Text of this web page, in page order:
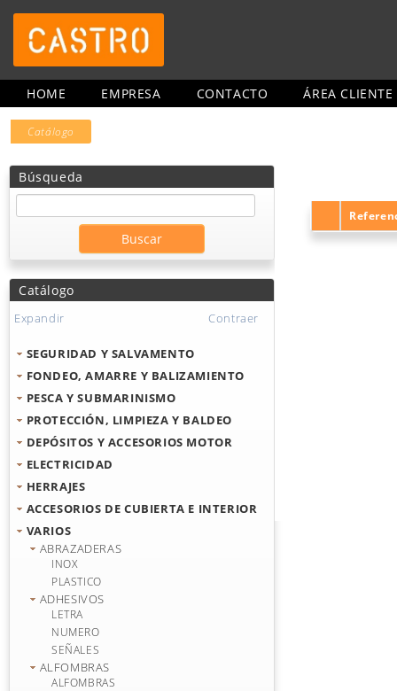
HOME EMPRESA CONTACTO ÁREA CLIENTE
Catálogo
Búsqueda
Catálogo
Expandir Contraer
SEGURIDAD Y SALVAMENTO
FONDEO, AMARRE Y BALIZAMIENTO
PESCA Y SUBMARINISMO
PROTECCIÓN, LIMPIEZA Y BALDEO
DEPÓSITOS Y ACCESORIOS MOTOR
ELECTRICIDAD
HERRAJES
ACCESORIOS DE CUBIERTA E INTERIOR
VARIOS
ABRAZADERAS
INOX
PLASTICO
ADHESIVOS
LETRA
NUMERO
SEÑALES
ALFOMBRAS
ALFOMBRAS